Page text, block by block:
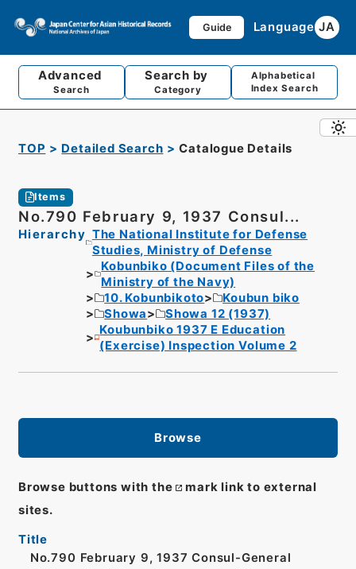
Guide Language JA
Advanced
Search
Search by
Category
Alphabetical
Index Search
TOP Detailed Search Catalogue Details
Items
No.790 February 9, 1937 Consul...
Hierarchy The National Institute for Defense
Studies, Ministry of Defense
Kobunbiko (Document Files of the
Ministry of the Navy)
10. Kobunbikoto
Koubun biko
Showa
Showa 12 (1937)
Koubunbiko 1937 E Education
(Exercise) Inspection Volume 2
Browse
Browse buttons with the
mark link to external
sites.
Title
No.790 February 9, 1937 Consul-General